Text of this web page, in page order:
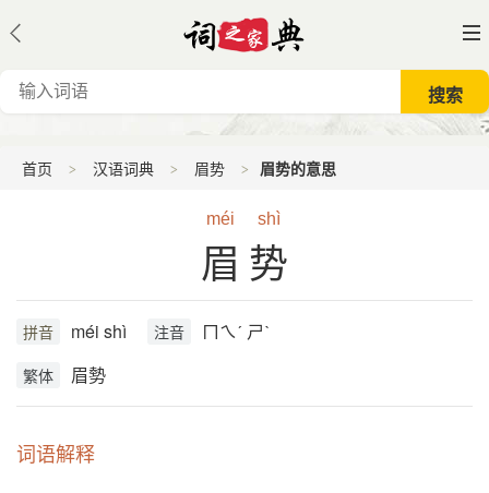
首页 汉语词典 眉势 眉势的意思
méi shì
眉势
拼音 méi shì 注音 ㄇㄟˊ ㄕˋ
繁体 眉勢
词语解释